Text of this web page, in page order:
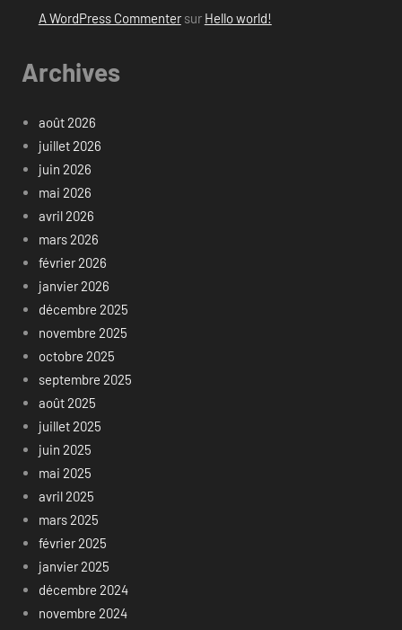
A WordPress Commentersur Hello world!
Archives
août 2026
juillet 2026
juin 2026
mai 2026
avril 2026
mars 2026
février 2026
janvier 2026
décembre 2025
novembre 2025
octobre 2025
septembre 2025
août 2025
juillet 2025
juin 2025
mai 2025
avril 2025
mars 2025
février 2025
janvier 2025
décembre 2024
novembre 2024